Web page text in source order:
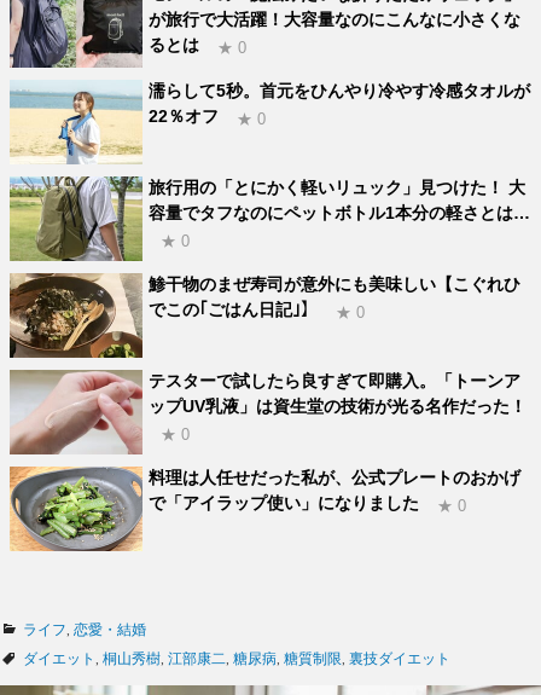
が旅行で大活躍！大容量なのにこんなに小さくな
るとは
★ 0
濡らして5秒。首元をひんやり冷やす冷感タオルが
22％オフ
★ 0
旅行用の「とにかく軽いリュック」見つけた！ 大
容量でタフなのにペットボトル1本分の軽さとは…
★ 0
鯵干物のまぜ寿司が意外にも美味しい【こぐれひ
でこの｢ごはん日記｣】
★ 0
テスターで試したら良すぎて即購入。「トーンア
ップUV乳液」は資生堂の技術が光る名作だった！
★ 0
料理は人任せだった私が、公式プレートのおかげ
で「アイラップ使い」になりました
★ 0
カ
テ
ライフ 恋愛・結婚
タ
ダイエット 桐山秀樹 江部康二 糖尿病 糖質制限 裏技ダイエット